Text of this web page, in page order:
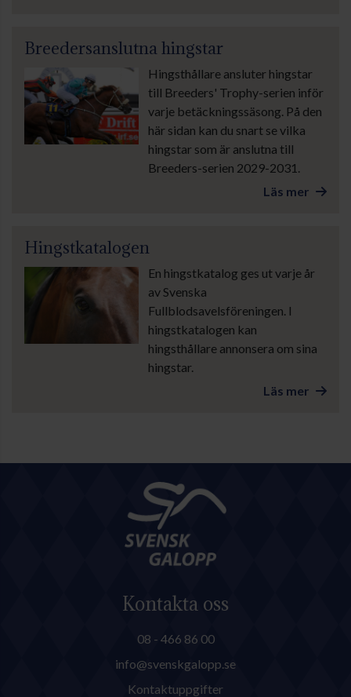
Breedersanslutna hingstar
Hingsthållare ansluter hingstar
till Breeders' Trophy-serien inför
varje betäckningssäsong. På den
här sidan kan du snart se vilka
hingstar som är anslutna till
Breeders-serien 2029-2031.
Läs mer
Hingstkatalogen
En hingstkatalog ges ut varje år
av Svenska
Fullblodsavelsföreningen. I
hingstkatalogen kan
hingsthållare annonsera om sina
hingstar.
Läs mer
Kontakta oss
08 - 466 86 00
info@svenskgalopp.se
Kontaktuppgifter